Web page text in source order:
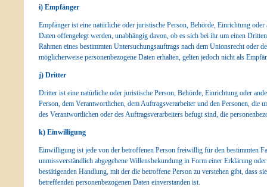
i) Empfänger
Empfänger ist eine natürliche oder juristische Person, Behörde, Einrichtung oder
Daten offengelegt werden, unabhängig davon, ob es sich bei ihr um einen
Rahmen eines bestimmten Untersuchungsauftrags nach dem Unionsrecht oder
möglicherweise personenbezogene Daten erhalten, gelten jedoch nicht als
j) Dritter
Dritter ist eine natürliche oder juristische Person, Behörde, Einrichtung oder
Person, dem Verantwortlichen, dem Auftragsverarbeiter und den Personen, die
des Verantwortlichen oder des Auftragsverarbeiters befugt sind, die
k) Einwilligung
Einwilligung ist jede von der betroffenen Person freiwillig für den bestimmten
unmissverständlich abgegebene Willensbekundung in Form einer Erklärung
bestätigenden Handlung, mit der die betroffene Person zu verstehen gibt, dass
betreffenden personenbezogenen Daten einverstanden ist.